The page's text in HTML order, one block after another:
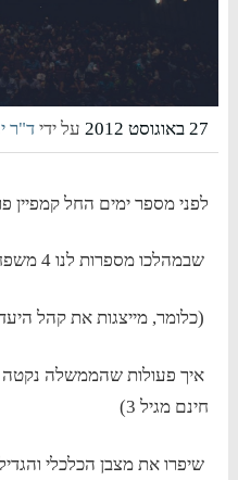
27 באוגוסט 2012 על ידיד"ר
לפני מספר ימים החל
שבמהלכו מספרות לנו 4 משפחות "ייצוגיות"
(כלומר, מייצגות את קהל
איך פעולות שהממשלה נקטה
חינם מגיל 3)
שיפרו את מצבן הכלכלי